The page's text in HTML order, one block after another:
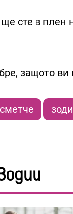
сте в плен
защото